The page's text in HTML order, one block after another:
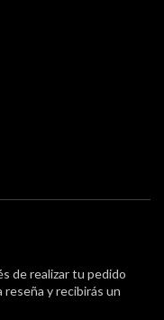
de realizar tu pedido
y recibirás un